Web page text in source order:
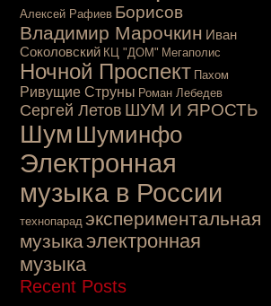
Алексей Рафиев Борисов
Владимир Марочкин Иван
Соколовский КЦ "ДОМ" Мегаполис
Ночной Проспект Пахом
Ривущие Струны Роман Лебедев
Сергей Летов ШУМ И ЯРОСТЬ
Шум Шуминфо
Электронная
музыка в России
технопарад экспериментальная
музыкаэлектронная
музыка
Recent Posts